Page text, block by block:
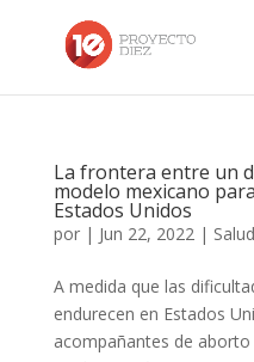
La frontera entre un
modelo mexicano
Estados Unidos
por | Jun 22, 2022| Salud
A medida que las
endurecen en Estados
acompañantes de